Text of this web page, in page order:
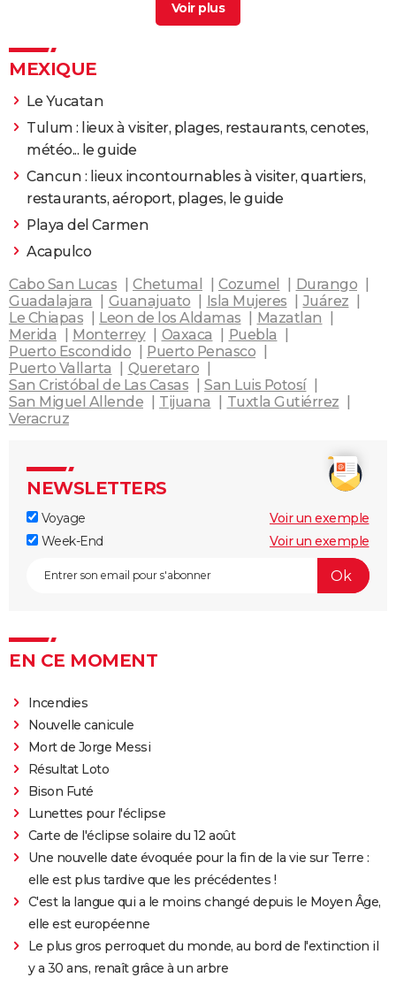
La Réunion : activités, lieux à voir, visite, plus belles
Paysage mexico
MEXIQUE
Le Yucatan
Tulum : lieux à visiter, plages, restaurants, cenotes,
météo... le guide
Cancun : lieux incontournables à visiter, quartiers,
restaurants, aéroport, plages, le guide
Playa del Carmen
Acapulco
Cabo San Lucas
Chetumal Cozumel
Durango
Guadalajara
Guanajuato Isla Mujeres
Juárez
Le Chiapas
Leon de los Aldamas
Mazatlan
Merida
Monterrey Oaxaca
Puebla
Puerto Escondido
Puerto Penasco
Puerto Vallarta
Queretaro
San Cristóbal de Las Casas
San Luis Potosí
San Miguel Allende
Tijuana
Tuxtla Gutiérrez
Veracruz
NEWSLETTERS
Voyage
Voir un exemple
Week-End
Voir un exemple
EN CE MOMENT
Incendies
Nouvelle canicule
Mort de Jorge Messi
Résultat Loto
Bison Futé
Lunettes pour l'éclipse
Carte de l'éclipse solaire du 12 août
Une nouvelle date évoquée pour la fin de la vie sur Terre :
elle est plus tardive que les précédentes !
C'est la langue qui a le moins changé depuis le Moyen Âge,
elle est européenne
Le plus gros perroquet du monde, au bord de l'extinction il
y a 30 ans, renaît grâce à un arbre